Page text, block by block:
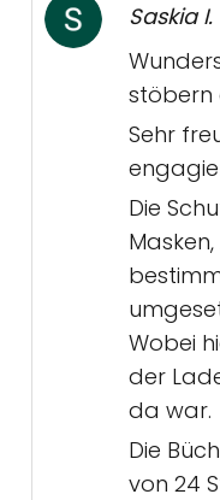
Saskia I.
stöbern
Sehr
Die
Wobei
der
da war.
Die
von 24